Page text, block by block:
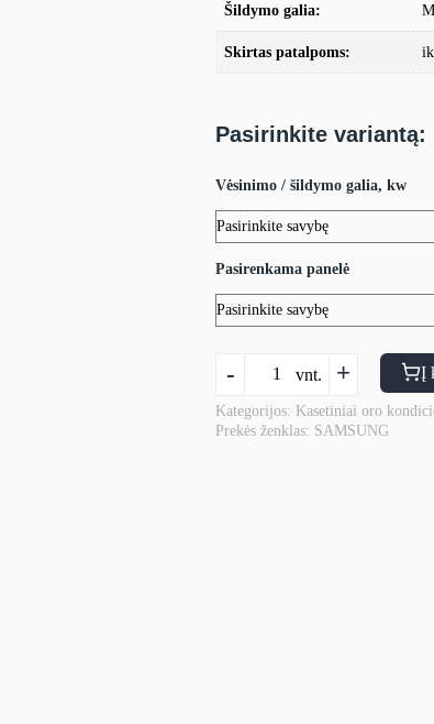
Šildymo galia:
Skirtas patalpoms:
Pasirinkite variantą:
Vėsinimo / šildymo galia, kw
Pasirenkama panelė
-
Kasetinis
oro
vnt. + Į
Kategorijos: Kasetiniai oro
Prekės ženklas: SAMSUNG